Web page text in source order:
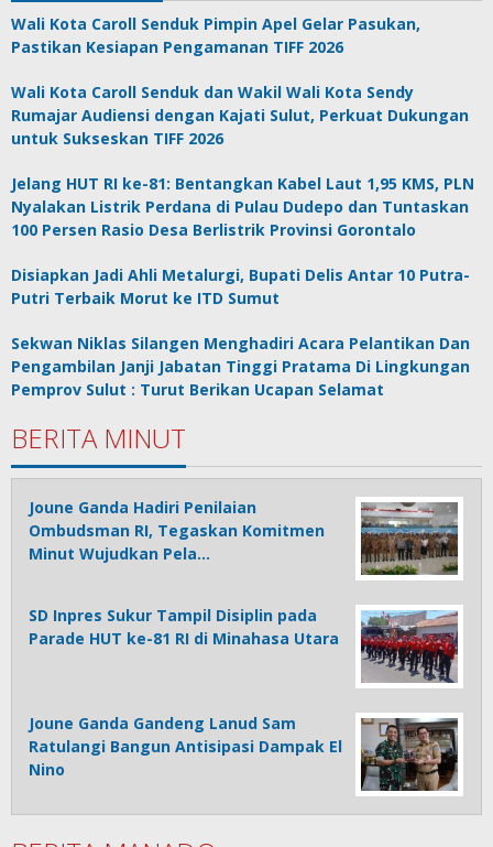
Wali Kota Caroll Senduk Pimpin Apel Gelar Pasukan,
Pastikan Kesiapan Pengamanan TIFF 2026
Wali Kota Caroll Senduk dan Wakil Wali Kota Sendy
Rumajar Audiensi dengan Kajati Sulut, Perkuat Dukungan
untuk Sukseskan TIFF 2026
Jelang HUT RI ke-81: Bentangkan Kabel Laut 1,95 KMS, PLN
Nyalakan Listrik Perdana di Pulau Dudepo dan Tuntaskan
100 Persen Rasio Desa Berlistrik Provinsi Gorontalo
Disiapkan Jadi Ahli Metalurgi, Bupati Delis Antar 10 Putra-
Putri Terbaik Morut ke ITD Sumut
Sekwan Niklas Silangen Menghadiri Acara Pelantikan Dan
Pengambilan Janji Jabatan Tinggi Pratama Di Lingkungan
Pemprov Sulut : Turut Berikan Ucapan Selamat
BERITA MINUT
Joune Ganda Hadiri Penilaian
Ombudsman RI, Tegaskan Komitmen
Minut Wujudkan Pela…
SD Inpres Sukur Tampil Disiplin pada
Parade HUT ke-81 RI di Minahasa Utara
Joune Ganda Gandeng Lanud Sam
Ratulangi Bangun Antisipasi Dampak El
Nino